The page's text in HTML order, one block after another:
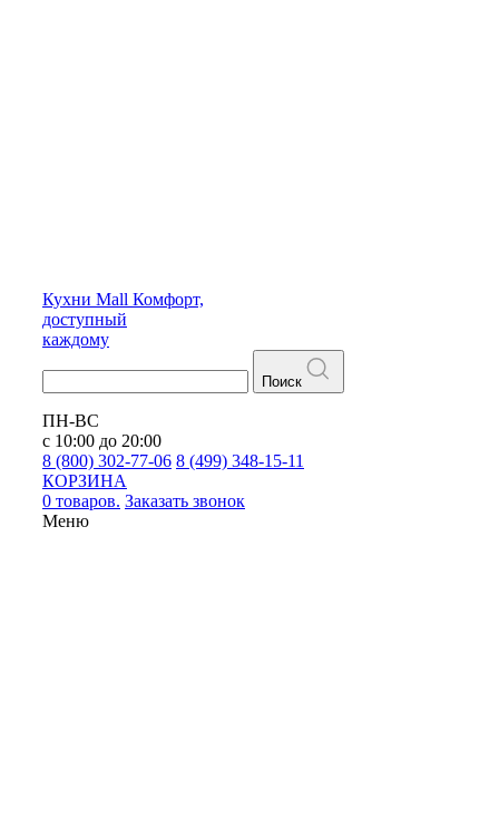
Кухни Mall Комфорт,
доступный
каждому
Поиск
ПН-ВС
с 10:00 до 20:00
8 (800) 302-77-06 8 (499) 348-15-11
КОРЗИНА
0 товаров. Заказать звонок
Меню